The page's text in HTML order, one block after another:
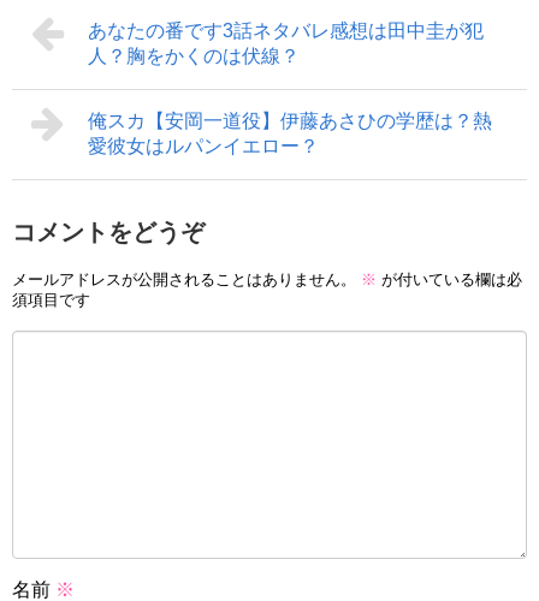
あなたの番です3話ネタバレ感想は田中圭が犯
人？胸をかくのは伏線？
俺スカ【安岡一道役】伊藤あさひの学歴は？熱
愛彼女はルパンイエロー？
コメントをどうぞ
メールアドレスが公開されることはありません。 ※ が付いている欄は必
須項目です
名前 ※